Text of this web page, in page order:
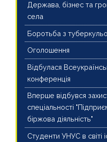
Держава, бізнес та
села
Боротьба з
Оголошення
Відбулася
конференція
Вперше відбувся
спеціальності
біржова діяльність"
Студенти УНУС в світі